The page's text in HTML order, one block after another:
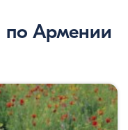
по Армении